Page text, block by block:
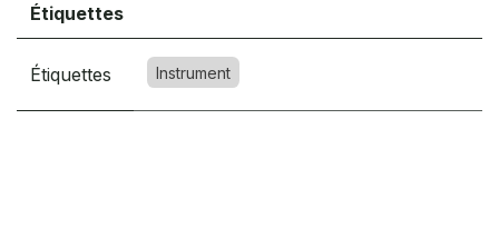
Étiquettes
Étiquettes Instrument